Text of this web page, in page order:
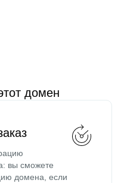
домен
вы сможете
домена, если